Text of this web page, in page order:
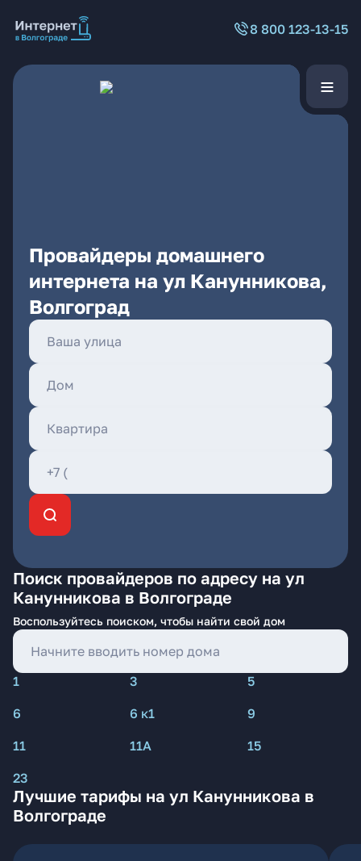
8 800 123-13-15
Провайдеры домашнего
интернета на ул Канунникова,
Волгоград
Поиск провайдеров по адресу на ул
Канунникова в Волгограде
Воспользуйтесь поиском, чтобы найти свой дом
1 3
5
6
6 к1
9
11
11А
15
23
Лучшие тарифы на ул Канунникова в
Волгограде